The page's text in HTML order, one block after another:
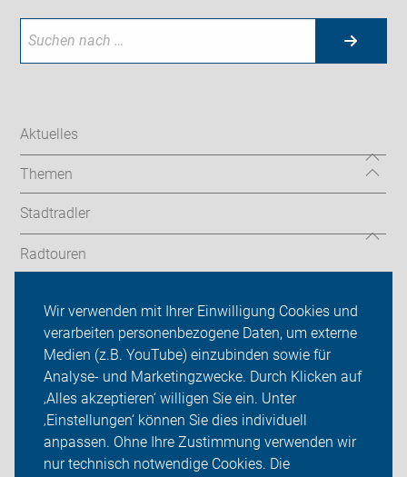
Wir verwenden mit Ihrer Einwilligung Cookies und
verarbeiten personenbezogene Daten, um externe
Medien (z.B. YouTube) einzubinden sowie für
Analyse- und Marketingzwecke. Durch Klicken auf
‚Alles akzeptieren‘ willigen Sie ein. Unter
‚Einstellungen‘ können Sie dies individuell
anpassen. Ohne Ihre Zustimmung verwenden wir
nur technisch notwendige Cookies. Die
Aktuelles
Themen
Stadtradler
Radtouren
ADFC Schwäbisch Hall
Sei dabei
Presse
Login